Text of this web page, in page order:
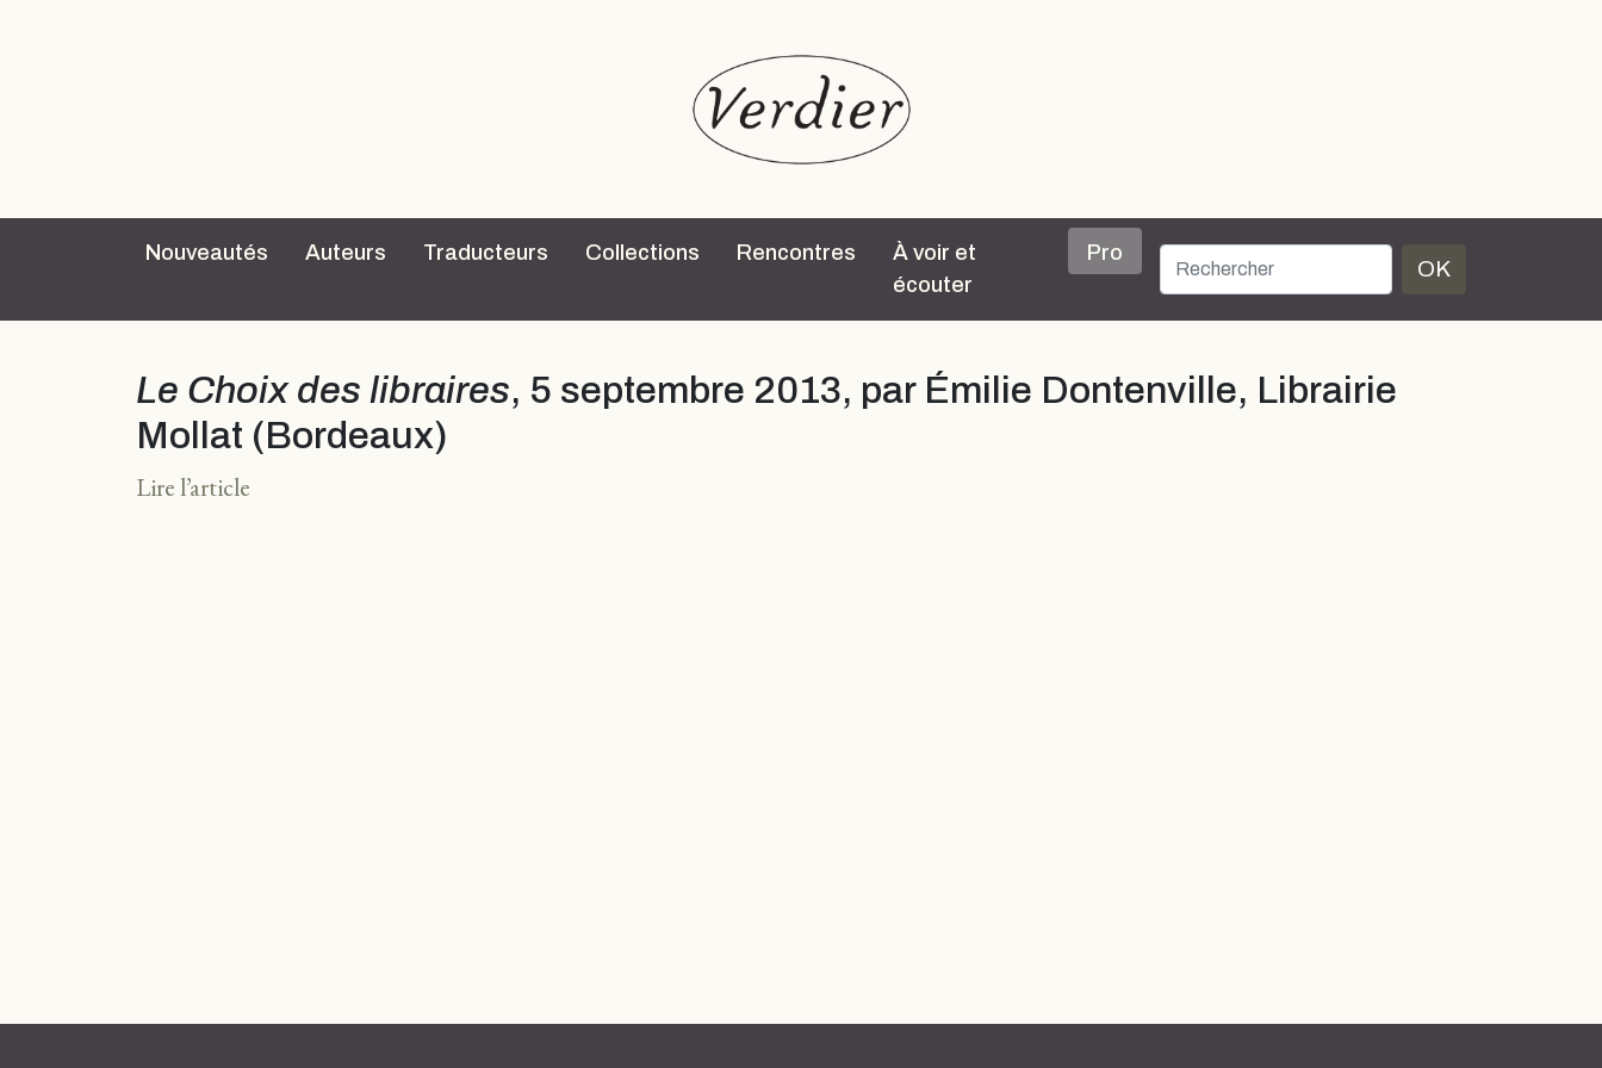
Nouveautés Auteurs Traducteurs Collections Rencontres
À voir et
écouter
Pro
OK
Le Choix des libraires, 5 septembre 2013, par Émilie Dontenville, Librairie
Mollat (Bordeaux)
Lire l’article